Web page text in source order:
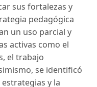
sus fortalezas y
pedagógica
un uso parcial y
activas como el
el trabajo
se identificó
y la